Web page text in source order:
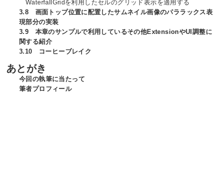
WaterfallGridを利用したセルのグリッド表示を適用する
3.8 画面トップ位置に配置したサムネイル画像のパララックス表
現部分の実装
3.9 本章のサンプルで利用しているその他ExtensionやUI調整に
関する紹介
3.10 コーヒーブレイク
あとがき
今回の執筆に当たって
筆者プロフィール